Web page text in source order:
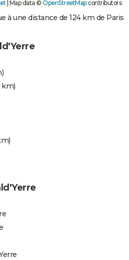
Map data © OpenStreetMapcontributors
à une distance de 124 km de Paris
km)